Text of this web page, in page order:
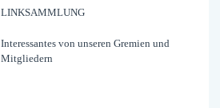
LINK­­­SAMMLUNG
Interessantes von unseren Gremien und
Mitgliedern